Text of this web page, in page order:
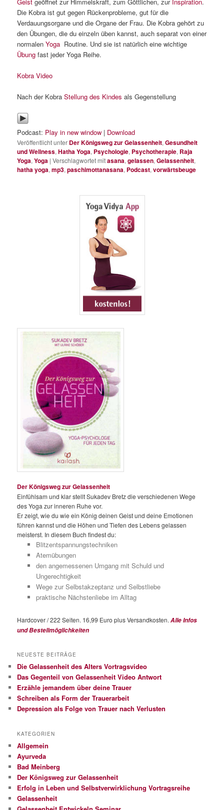
Die Kobra ist gut gegen Rückenprobleme, gut für die
Verdauungsorgane und die Organe der Frau. Die Kobra gehört zu
den Übungen, die du einzeln üben kannst, auch separat von einer
normalenYoga Routine. Und sie ist natürlich eine wichtige
Übung fast jeder Yoga Reihe.
Kobra Video
Nach der KobraStellung des Kindes als Gegenstellung
Podcast: Play in new window | Download
Veröffentlicht unter Der Königsweg zur Gelassenheit,Gesundheit
und Wellness,Hatha Yoga, Psychologie, Psychotherapie, Raja
Yoga,Yoga |Verschlagwortet mitasana,gelassen,Gelassenheit,
hatha yoga,mp3,paschimottanasana, Podcast,vorwärtsbeuge
Der Königsweg zur Gelassenheit
Einfühlsam und klar stellt Sukadev Bretz die verschiedenen Wege
des Yoga zur inneren Ruhe vor.
Er zeigt, wie du wie ein König deinen Geist und deine Emotionen
führen kannst und die Höhen und Tiefen des Lebens gelassen
meisterst. In diesem Buch findest du:
Blitzentspannungstechniken
Atemübungen
den angemessenen Umgang mit Schuld und
Ungerechtigkeit
Wege zur Selbstakzeptanz und Selbstliebe
praktische Nächstenliebe im Alltag
Hardcover / 222 Seiten. 16,99 Euro plus Versandkosten.Alle Infos
und Bestellmöglichkeiten
NEUESTE BEITRÄGE
Die Gelassenheit des Alters Vortragsvideo
Das Gegenteil von Gelassenheit Video Antwort
Erzähle jemandem über deine Trauer
Schreiben als Form der Trauerarbeit
Depression als Folge von Trauer nach Verlusten
KATEGORIEN
Allgemein
Ayurveda
Bad Meinberg
Der Königsweg zur Gelassenheit
Erfolg in Leben und Selbstverwirklichung Vortragsreihe
Gelassenheit